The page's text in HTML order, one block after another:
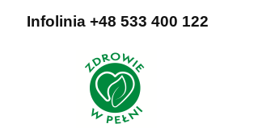
Infolinia +48 533 400 122